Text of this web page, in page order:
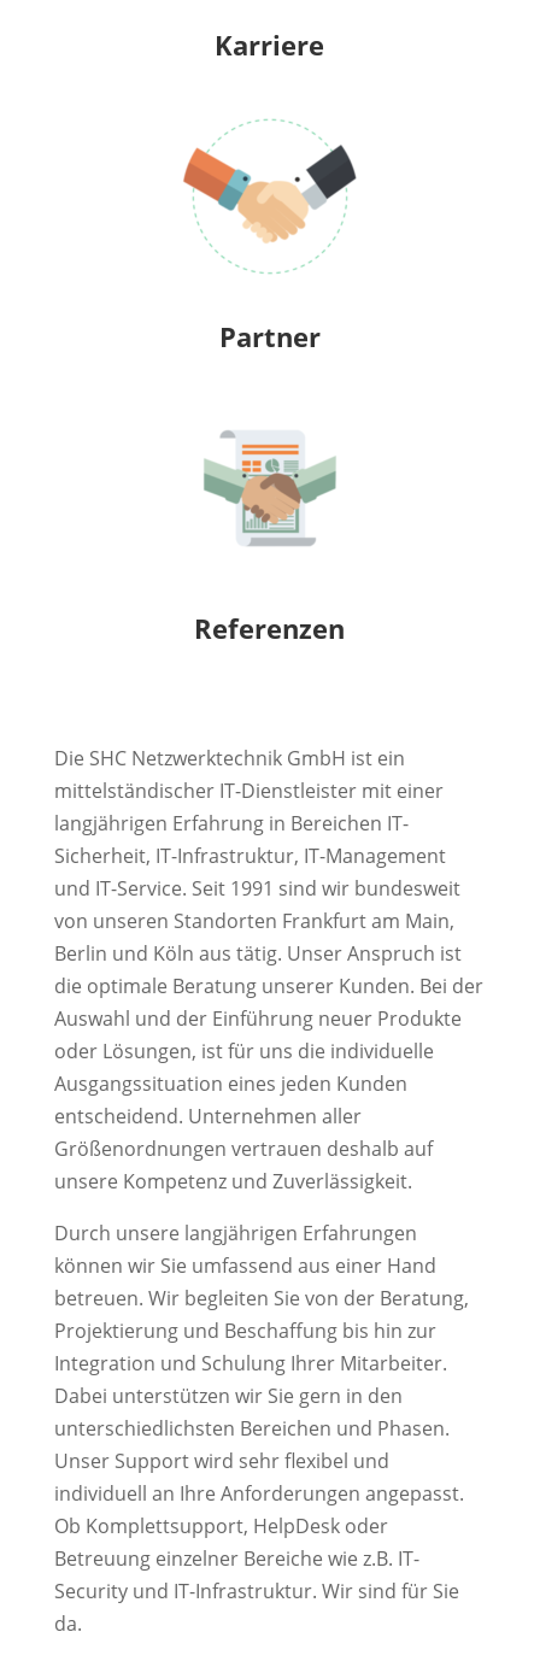
Karriere
Partner
Referenzen
Die SHC Netzwerktechnik GmbH ist ein
mittelständischer IT-Dienstleister mit einer
langjährigen Erfahrung in Bereichen IT-
Sicherheit, IT-Infrastruktur, IT-Management
und IT-Service. Seit 1991 sind wir bundesweit
von unseren Standorten Frankfurt am Main,
Berlin und Köln aus tätig. Unser Anspruch ist
die optimale Beratung unserer Kunden. Bei der
Auswahl und der Einführung neuer Produkte
oder Lösungen, ist für uns die individuelle
Ausgangssituation eines jeden Kunden
entscheidend. Unternehmen aller
Größenordnungen vertrauen deshalb auf
unsere Kompetenz und Zuverlässigkeit.
Durch unsere langjährigen Erfahrungen
können wir Sie umfassend aus einer Hand
betreuen. Wir begleiten Sie von der Beratung,
Projektierung und Beschaffung bis hin zur
Integration und Schulung Ihrer Mitarbeiter.
Dabei unterstützen wir Sie gern in den
unterschiedlichsten Bereichen und Phasen.
Unser Support wird sehr flexibel und
individuell an Ihre Anforderungen angepasst.
Ob Komplettsupport, HelpDesk oder
Betreuung einzelner Bereiche wie z.B. IT-
Security und IT-Infrastruktur. Wir sind für Sie
da.